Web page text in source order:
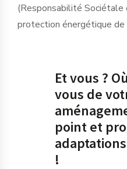
(Responsabilité
protection énergétique
Et vous ?
vous de
point et
!